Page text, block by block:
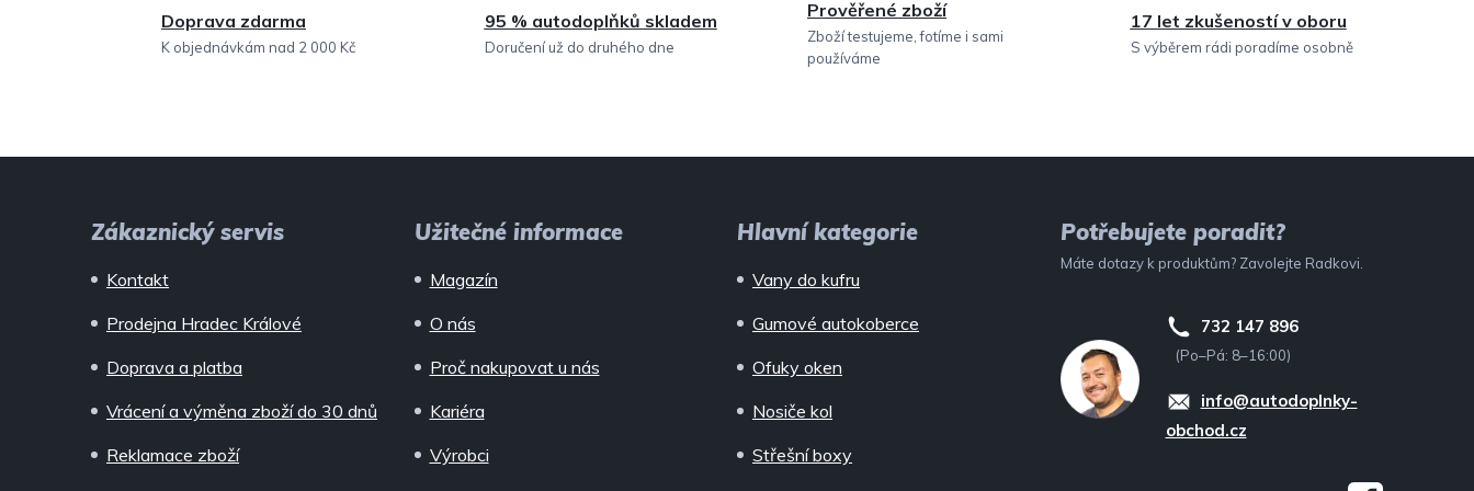
Doprava zdarma
K objednávkám nad 2 000 Kč
95 % autodoplňků skladem
Doručení už do druhého dne
Prověřené zboží
Zboží testujeme, fotíme i sami
používáme
17 let zkušeností v oboru
S výběrem rádi poradíme osobně
Zákaznický servis
Kontakt
Prodejna Hradec Králové
Doprava a platba
Vrácení a výměna zboží do 30 dnů
Reklamace zboží
Užitečné informace
Magazín
O nás
Proč nakupovat u nás
Kariéra
Výrobci
Hlavní kategorie
Vany do kufru
Gumové autokoberce
Ofuky oken
Nosiče kol
Střešní boxy
Potřebujete poradit?
Máte dotazy k produktům? Zavolejte Radkovi.
732 147 896
(Po–Pá: 8–16:00)
info@autodoplnky-
obchod.cz